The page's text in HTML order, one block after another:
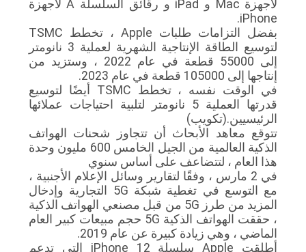
لأجهزة Mac و iPad و رقائق السلسلة A لأجهزة
iPhone.
بفضل التزامات طلبات Apple ، تخطط TSMC
لتوسيع الطاقة الإنتاجية الشهرية لعملية 3 نانومتر
إلى 55000 قطعة في عام 2022 ، وستزيد من
إنتاجها إلى 105000 قطعة في عام 2023.
في الوقت نفسه ، تخطط TSMC أيضًا لتوسيع
قدرتها العملية 5 نانومتر لتلبية احتياجات عملائها
الرئيسيين.(تكويب)
تتوقع معاهد الأبحاث أن تتجاوز شحنات الهواتف
الذكية العالمية من الجيل الخامس 600 مليون وحدة
هذا العام ، لتتضاعف على أساس سنوي
في 2 مارس ، وفقًا لتقارير وسائل الإعلام الأجنبية ،
مع التوسع في تغطية شبكة 5G التجارية وإدخال
المزيد من طرز 5G من قبل مصنعي الهواتف الذكية
، حققت الهواتف الذكية 5G حجم مبيعات كبير العام
الماضي ، وهي زيادة كبيرة عن عام 2019.
أطلقت Apple سلسلة iPhone 12 التي تدعم